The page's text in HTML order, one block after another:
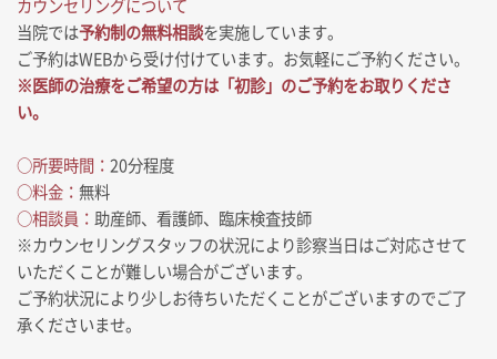
カウンセリングについて
当院では予約制の無料相談を実施しています。
ご予約はWEBから受け付けています。お気軽にご予約ください。
※医師の治療をご希望の方は「初診」のご予約をお取りくださ
い。
○所要時間： 20分程度
○料金： 無料
○相談員： 助産師、看護師、臨床検査技師
※カウンセリングスタッフの状況により診察当日はご対応させて
いただくことが難しい場合がございます。
ご予約状況により少しお待ちいただくことがございますのでご了
承くださいませ。